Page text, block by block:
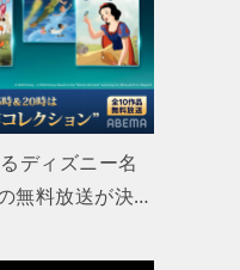
ディズニー名
無料放送が決…